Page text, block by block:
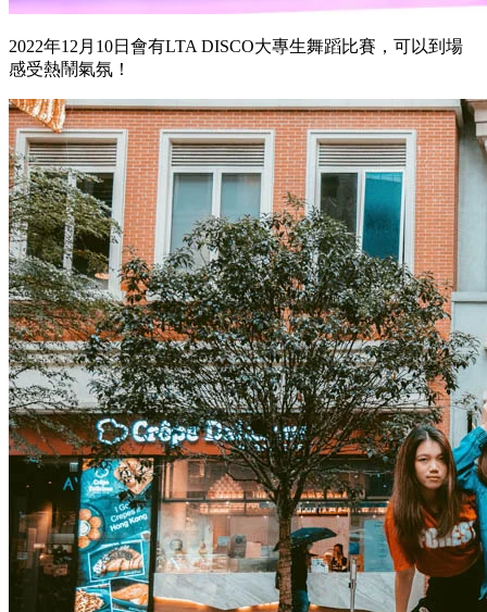
2022年12月10日會有LTA DISCO大專生舞蹈比賽，可以到場
感受熱鬧氣氛！